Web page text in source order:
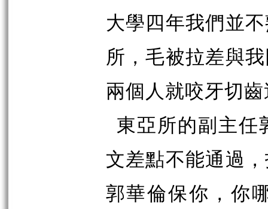
大學四年我們並
所，毛被拉差與
兩個人就咬牙切
東亞所的副主任
文差點不能通過
郭華倫保你，你